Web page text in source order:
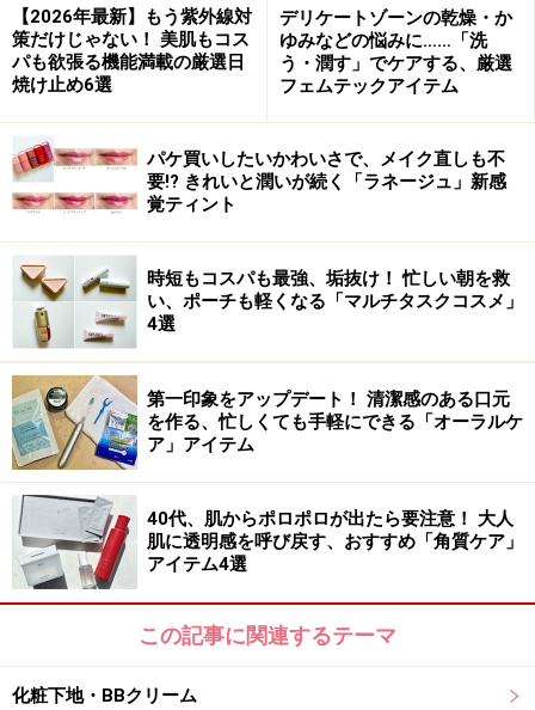
【2026年最新】もう紫外線対
策だけじゃない！ 美肌もコス
パも欲張る機能満載の厳選日
焼け止め6選
デリケートゾーンの乾燥・か
ゆみなどの悩みに……「洗
う・潤す」でケアする、厳選
フェムテックアイテム
パケ買いしたいかわいさで、メイク直しも不
要!? きれいと潤いが続く「ラネージュ」新感
覚ティント
時短もコスパも最強、垢抜け！ 忙しい朝を救
い、ポーチも軽くなる「マルチタスクコスメ」
4選
第一印象をアップデート！ 清潔感のある口元
を作る、忙しくても手軽にできる「オーラルケ
ア」アイテム
40代、肌からポロポロが出たら要注意！ 大人
肌に透明感を呼び戻す、おすすめ「角質ケア」
アイテム4選
この記事に関連するテーマ
化粧下地・BBクリーム